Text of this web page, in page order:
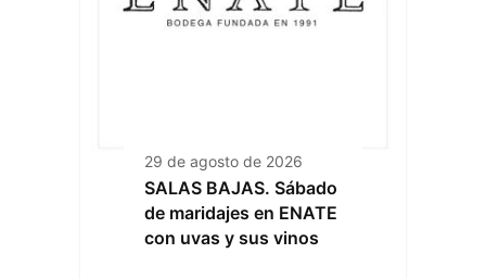
29 de agosto de 2026
SALAS BAJAS. Sábado
de maridajes en ENATE
con uvas y sus vinos